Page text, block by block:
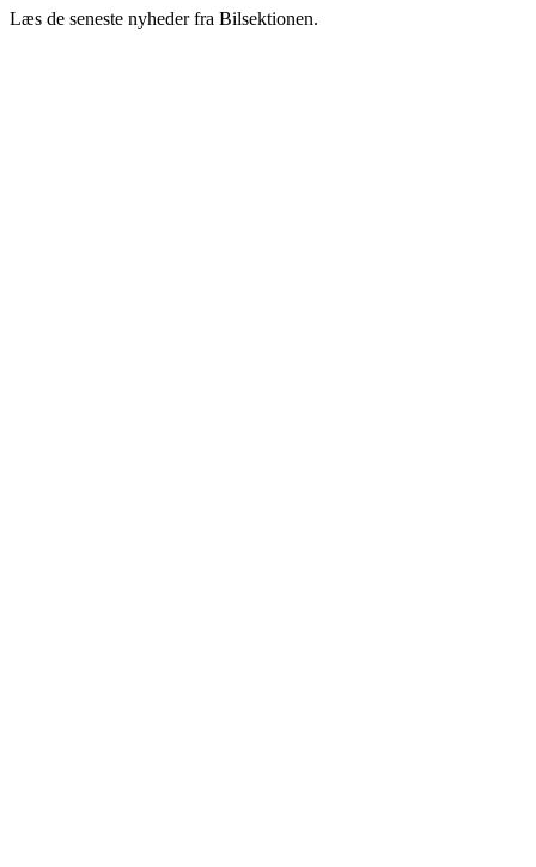
Læs de seneste nyheder fra Bilsektionen.